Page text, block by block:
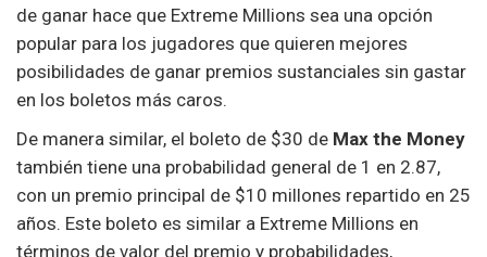
de ganar hace que Extreme Millions sea una opción
popular para los jugadores que quieren mejores
posibilidades de ganar premios sustanciales sin gastar
en los boletos más caros.
De manera similar, el boleto de $30 de Max the Money
también tiene una probabilidad general de 1 en 2.87,
con un premio principal de $10 millones repartido en 25
años. Este boleto es similar a Extreme Millions en
términos de valor del premio y probabilidades,